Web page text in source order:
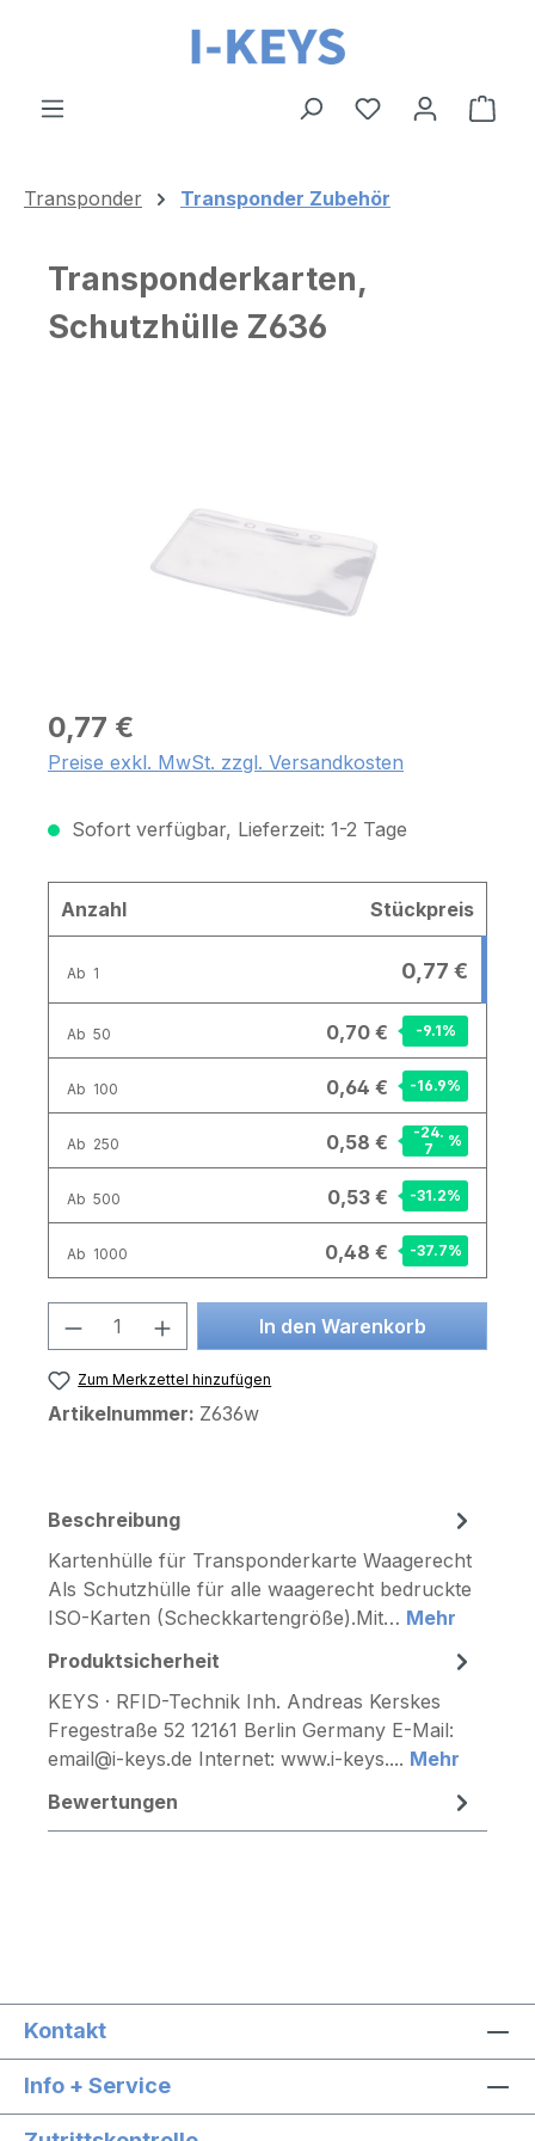
Zum Hauptinhalt springen
Transponder Transponder Zubehör
Transponderkarten,
Schutzhülle Z636
0,77 €
Preise exkl. MwSt. zzgl. Versandkosten
Sofort verfügbar, Lieferzeit: 1-2 Tage
Anzahl Stückpreis
Ab 1 0,77 €
Ab 50 0,70 € -9.1%
Ab 100 0,64 € -16.9%
Ab 250 0,58 €
-24.
7
%
Ab 500 0,53 € -31.2%
Ab 1000 0,48 € -37.7%
Produkt Anzahl: Gib den
In den Warenkorb
Zum Merkzettel hinzufügen
Artikelnummer: Z636w
Beschreibung
Kartenhülle für Transponderkarte Waagerecht
Als Schutzhülle für alle waagerecht bedruckte
ISO-Karten (Scheckkartengröße).Mit… Mehr
Produktsicherheit
KEYS · RFID-Technik Inh. Andreas Kerskes
Fregestraße 52 12161 Berlin Germany E-Mail:
email@i-keys.de Internet: www.i-keys.... Mehr
Bewertungen
Kontakt
Info + Service